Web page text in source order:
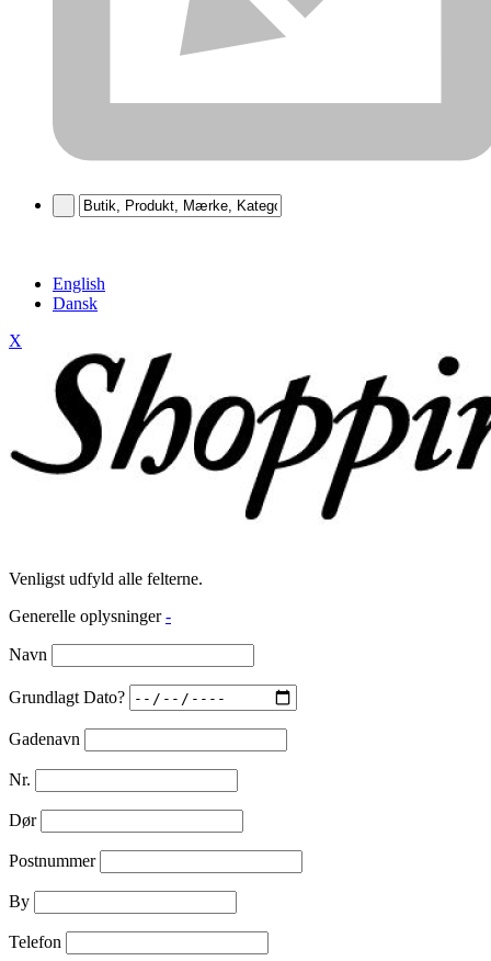
English
Dansk
X
Venligst udfyld alle felterne.
Generelle oplysninger -
Navn
Grundlagt Dato?
Gadenavn
Nr.
Dør
Postnummer
By
Telefon